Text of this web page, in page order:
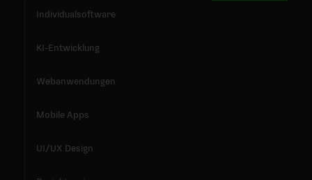
Individualsoftware
KI-Entwicklung
Webanwendungen
Mobile Apps
UI/UX Design